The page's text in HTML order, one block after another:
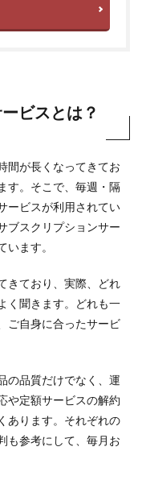
ビスとは？
間が長くなってきてお
す。そこで、毎週・隔
ービスが利用されてい
ブスクリプションサー
ます。
きており、実際、どれ
く聞きます。どれも一
ご自身に合ったサービ
の品質だけでなく、運
や定額サービスの解約
あります。それぞれの
も参考にして、毎月お